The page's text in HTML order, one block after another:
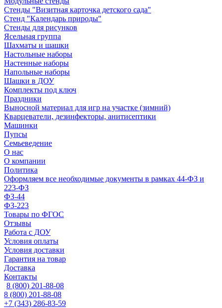
Стенды "Визитная карточка детского сада"
Стенд "Календарь природы"
Стенды для рисунков
Ясельная группа
Шахматы и шашки
Настольные наборы
Настенные наборы
Напольные наборы
Шашки в ДОУ
Комплекты под ключ
Праздники
Выносной материал для игр на участке (зимний)
Кварцеватели, дезинфекторы, анитисептики
Машинки
Пупсы
Семьеведение
О нас
О компании
Политика
Оформляем все необходимые документы в рамках 44-ФЗ и
223-ФЗ
ФЗ-44
ФЗ-223
Товары по ФГОС
Отзывы
Работа с ДОУ
Условия оплаты
Условия доставки
Гарантия на товар
Доставка
Контакты
8 (800) 201-88-08
8 (800) 201-88-08
+7 (343) 286-83-59